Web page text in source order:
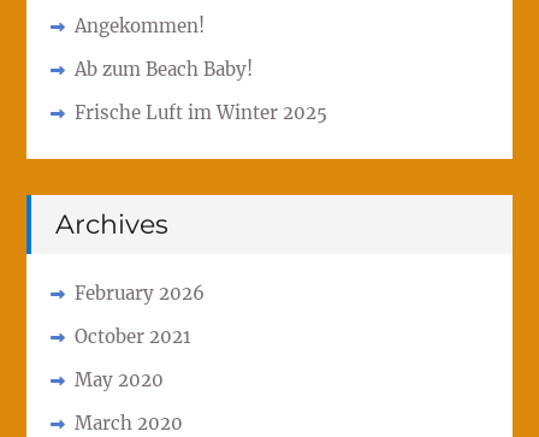
Angekommen!
Ab zum Beach Baby!
Frische Luft im Winter 2025
Archives
February 2026
October 2021
May 2020
March 2020